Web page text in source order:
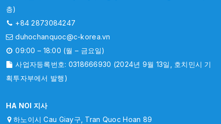
층)
+84 2873084247
duhochanquoc@c-korea.vn
09:00 – 18:00 (월 – 금요일)
사업자등록번호: 0318666930 (2024년 9월 13일, 호치민시 기
획투자부에서 발행)
HA NOI 지사
하노이시 Cau Giay구, Tran Quoc Hoan 89